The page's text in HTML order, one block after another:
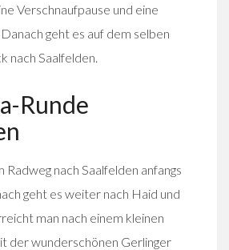
Verschnaufpause und eine
geht es auf dem selben
nach Saalfelden.
Runde
nach Saalfelden anfangs
geht es weiter nach Haid und
man nach einem kleinen
der wunderschönen Gerlinger